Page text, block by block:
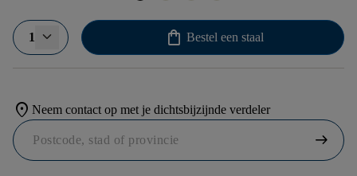
1 shopping_bag Bestel een staal
location_on Neem contact op met je dichtsbijzijnde verdeler
arrow_right_alt